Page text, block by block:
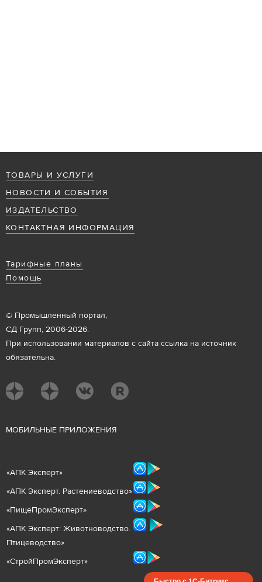
ТОВАРЫ И УСЛУГИ
НОВОСТИ И СОБЫТИЯ
ИЗДАТЕЛЬСТВО
КОНТАКТНАЯ ИНФОРМАЦИЯ
Тарифные планы
Помощь
© Промышленный портал,
СД Групп, 2006-2026.
При использовании материалов с сайта ссылка на источник
обязательна.
МОБИЛЬНЫЕ ПРИЛОЖЕНИЯ
«АПК Эксперт»
«АПК Эксперт. Растениеводство»
«ПищеПромЭксперт»
«АПК Эксперт: Животноводство.
Птицеводство»
«СтройПромЭксперт»